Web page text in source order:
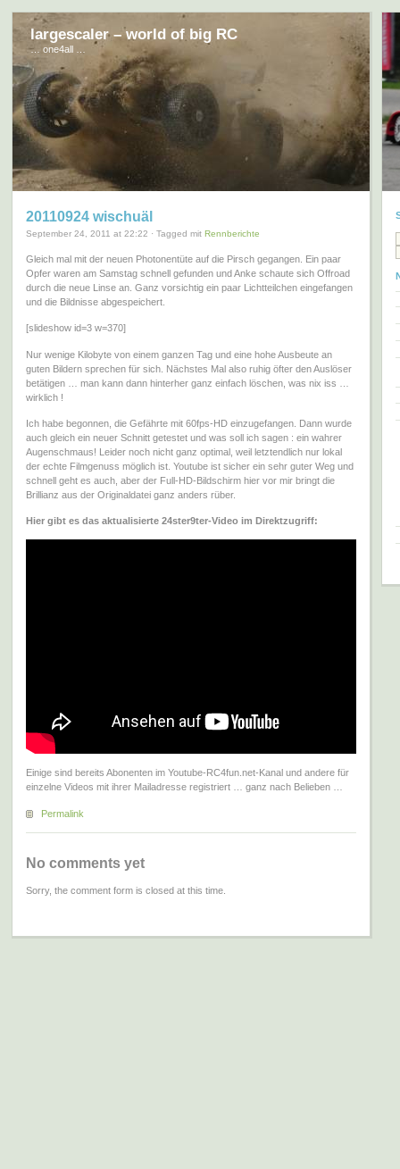
largescaler – world of big RC
… one4all …
20110924 wischuäl
September 24, 2011 at 22:22 · Tagged mit Rennberichte
Gleich mal mit der neuen Photonentüte auf die Pirsch gegangen. Ein paar
Opfer waren am Samstag schnell gefunden und Anke schaute sich Offroad
durch die neue Linse an. Ganz vorsichtig ein paar Lichtteilchen eingefangen
und die Bildnisse abgespeichert.
[slideshow id=3 w=370]
Nur wenige Kilobyte von einem ganzen Tag und eine hohe Ausbeute an
guten Bildern sprechen für sich. Nächstes Mal also ruhig öfter den Auslöser
betätigen … man kann dann hinterher ganz einfach löschen, was nix iss …
wirklich !
Ich habe begonnen, die Gefährte mit 60fps-HD einzugefangen. Dann wurde
auch gleich ein neuer Schnitt getestet und was soll ich sagen : ein wahrer
Augenschmaus! Leider noch nicht ganz optimal, weil letztendlich nur lokal
der echte Filmgenuss möglich ist. Youtube ist sicher ein sehr guter Weg und
schnell geht es auch, aber der Full-HD-Bildschirm hier vor mir bringt die
Brillianz aus der Originaldatei ganz anders rüber.
Hier gibt es das aktualisierte 24ster9ter-Video im Direktzugriff:
Einige sind bereits Abonenten im Youtube-RC4fun.net-Kanal und andere für
einzelne Videos mit ihrer Mailadresse registriert … ganz nach Belieben …
Permalink
No comments yet
Sorry, the comment form is closed at this time.